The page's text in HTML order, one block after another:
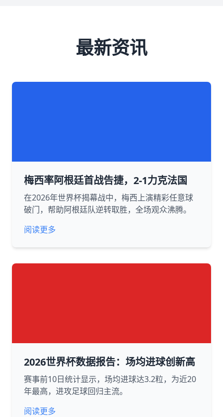
最新资讯
梅西率阿根廷首战告捷，2-1力克法国
在2026年世界杯揭幕战中，梅西上演精彩任意球
破门，帮助阿根廷队逆转取胜，全场观众沸腾。
阅读更多
2026世界杯数据报告：场均进球创新高
赛事前10日统计显示，场均进球达3.2粒，为近20
年最高，进攻足球回归主流。
阅读更多